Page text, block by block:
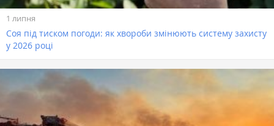
1 липня
Соя під тиском погоди: як хвороби змінюють систему захисту
у 2026 році